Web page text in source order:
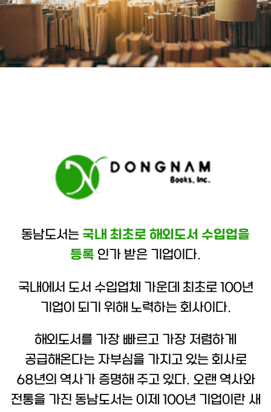
동남도서는 국내 최초로 해외도서 수입업을
등록 인가 받은 기업이다.
국내에서 도서 수입업체 가운데 최초로 100년
기업이 되기 위해 노력하는 회사이다.
해외도서를 가장 빠르고 가장 저렴하게
공급해온다는 자부심을 가지고 있는 회사로
68년의 역사가 증명해 주고 있다. 오랜 역사와
전통을 가진 동남도서는 이제 100년 기업이란 새